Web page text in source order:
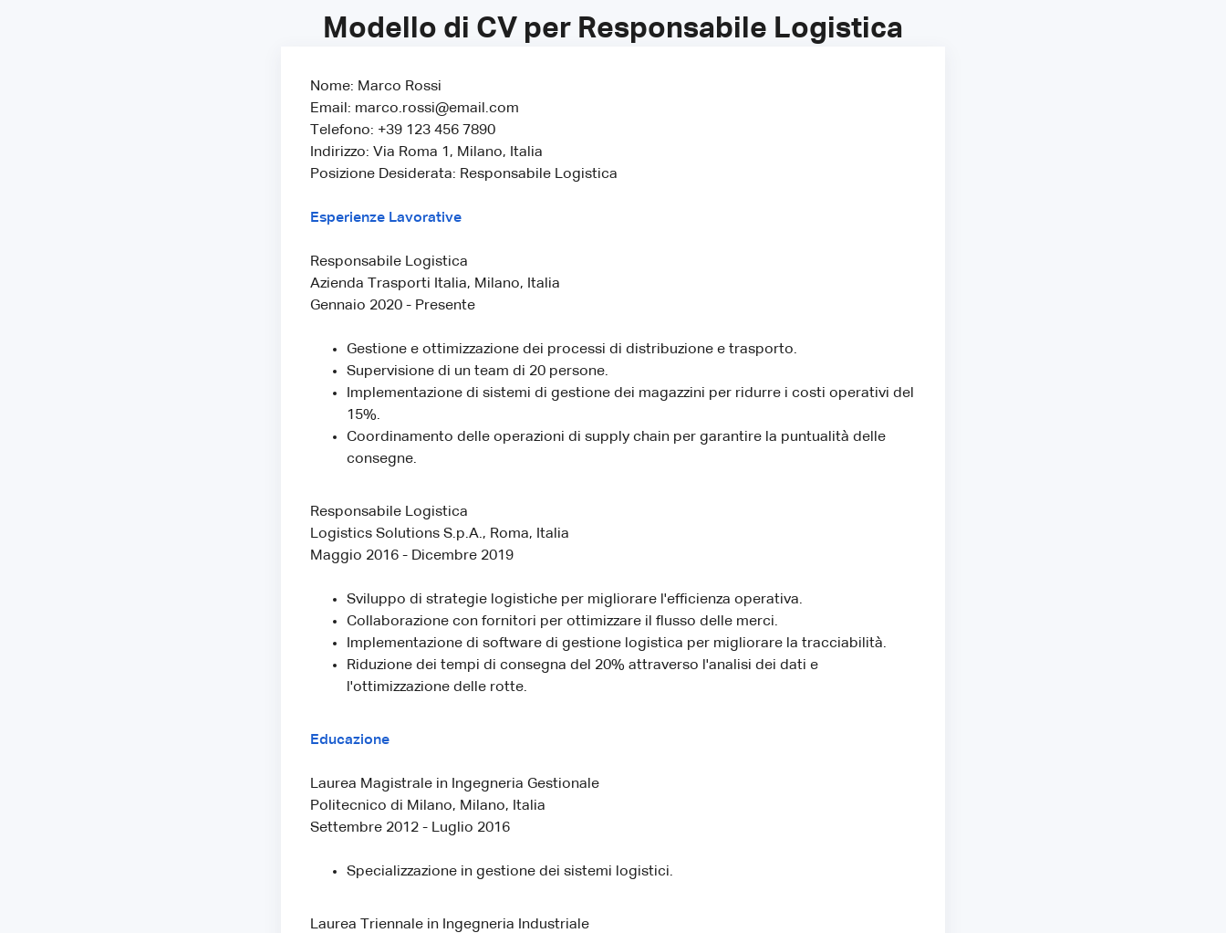
Modello di CV per Responsabile Logistica
Nome: Marco Rossi
Email: marco.rossi@email.com
Telefono: +39 123 456 7890
Indirizzo: Via Roma 1, Milano, Italia
Posizione Desiderata: Responsabile Logistica
Esperienze Lavorative
Responsabile Logistica
Azienda Trasporti Italia, Milano, Italia
Gennaio 2020 - Presente
Gestione e ottimizzazione dei processi di distribuzione e trasporto.
Supervisione di un team di 20 persone.
Implementazione di sistemi di gestione dei magazzini per ridurre i costi operativi del
15%.
Coordinamento delle operazioni di supply chain per garantire la puntualità delle
consegne.
Responsabile Logistica
Logistics Solutions S.p.A., Roma, Italia
Maggio 2016 - Dicembre 2019
Sviluppo di strategie logistiche per migliorare l'efficienza operativa.
Collaborazione con fornitori per ottimizzare il flusso delle merci.
Implementazione di software di gestione logistica per migliorare la tracciabilità.
Riduzione dei tempi di consegna del 20% attraverso l'analisi dei dati e
l'ottimizzazione delle rotte.
Educazione
Laurea Magistrale in Ingegneria Gestionale
Politecnico di Milano, Milano, Italia
Settembre 2012 - Luglio 2016
Specializzazione in gestione dei sistemi logistici.
Laurea Triennale in Ingegneria Industriale